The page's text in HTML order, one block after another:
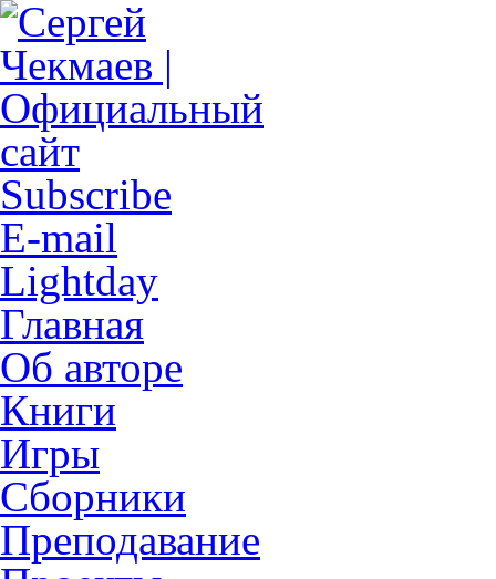
Subscribe
E-mail
Lightday
Главная
Об авторе
Книги
Игры
Сборники
Преподавание